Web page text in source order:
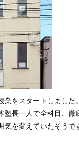
をスタートしました。
長一人で全科目、徹
気を変えていたそうで